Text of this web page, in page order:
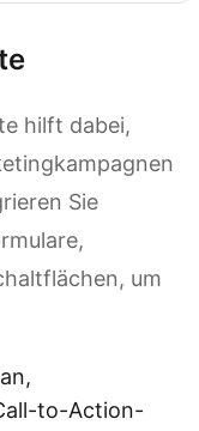
hilft dabei,
Sie
um
to-Action-